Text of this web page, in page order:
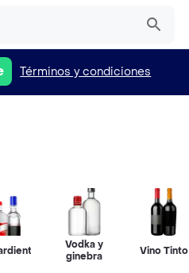
Términos y condiciones
Vodka y
ginebra
Vino Tinto